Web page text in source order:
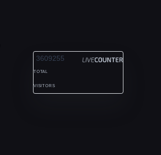
3609255
TOTAL
VISITORS